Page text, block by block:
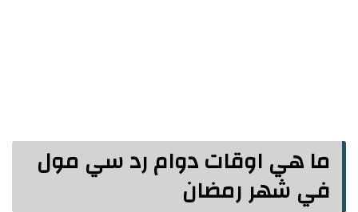
ما هي اوقات دوام رد سي مول
في شهر رمضان